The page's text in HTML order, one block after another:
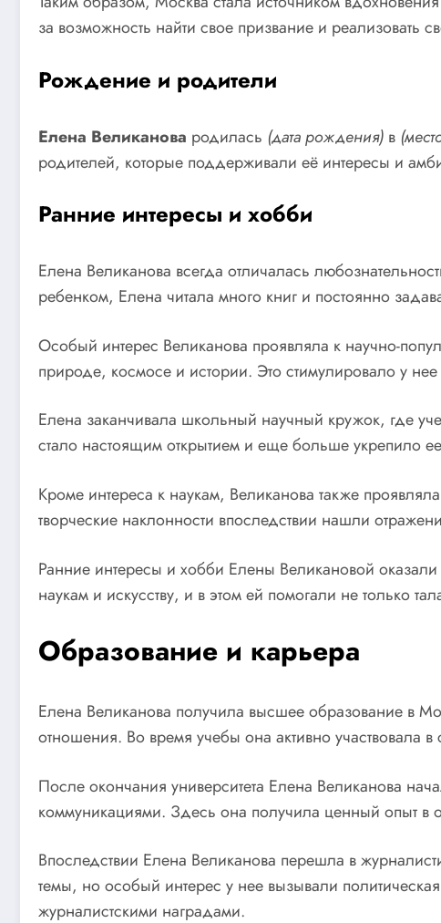
за возможность найти свое призвание и реализовать
Рождение и родители
Елена Великанова родилась (дата рождения) в
родителей, которые поддерживали её интересы и
Ранние интересы и хобби
Елена Великанова всегда отличалась
ребенком, Елена читала много книг и постоянно
Особый интерес Великанова проявляла к научно-
природе, космосе и истории. Это стимулировало у нее
Елена заканчивала школьный научный кружок, где
стало настоящим открытием и еще больше укрепило
Кроме интереса к наукам, Великанова также
творческие наклонности впоследствии нашли
Ранние интересы и хобби Елены Великановой
наукам и искусству, и в этом ей помогали не только
Образование и карьера
Елена Великанова получила высшее образование в
отношения. Во время учебы она активно участвовала
После окончания университета Елена Великанова
коммуникациями. Здесь она получила ценный опыт в
Впоследствии Елена Великанова перешла в
темы, но особый интерес у нее вызывали
журналистскими наградами.